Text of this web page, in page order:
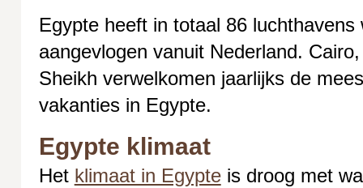
Egypte heeft in totaal 86 luchthavens
aangevlogen vanuit Nederland.
Sheikh verwelkomen jaarlijks de
vakanties in Egypte.
Egypte klimaat
Het klimaat in Egypteis droog met